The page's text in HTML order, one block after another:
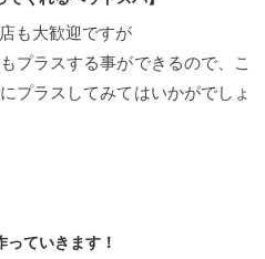
も大歓迎ですが
プラスする事ができるので、こ
プラスしてみてはいかがでしょ
ていきます！